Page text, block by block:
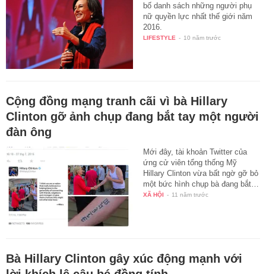
bố danh sách những người phụ
nữ quyền lực nhất thế giới năm
2016.
LIFESTYLE - 10 năm trước
Cộng đồng mạng tranh cãi vì bà Hillary
Clinton gỡ ảnh chụp đang bắt tay một người
đàn ông
Mới đây, tài khoản Twitter của
ứng cử viên tổng thống Mỹ
Hillary Clinton vừa bất ngờ gỡ bỏ
một bức hình chụp bà đang bắt…
XÃ HỘI - 11 năm trước
Bà Hillary Clinton gây xúc động mạnh với